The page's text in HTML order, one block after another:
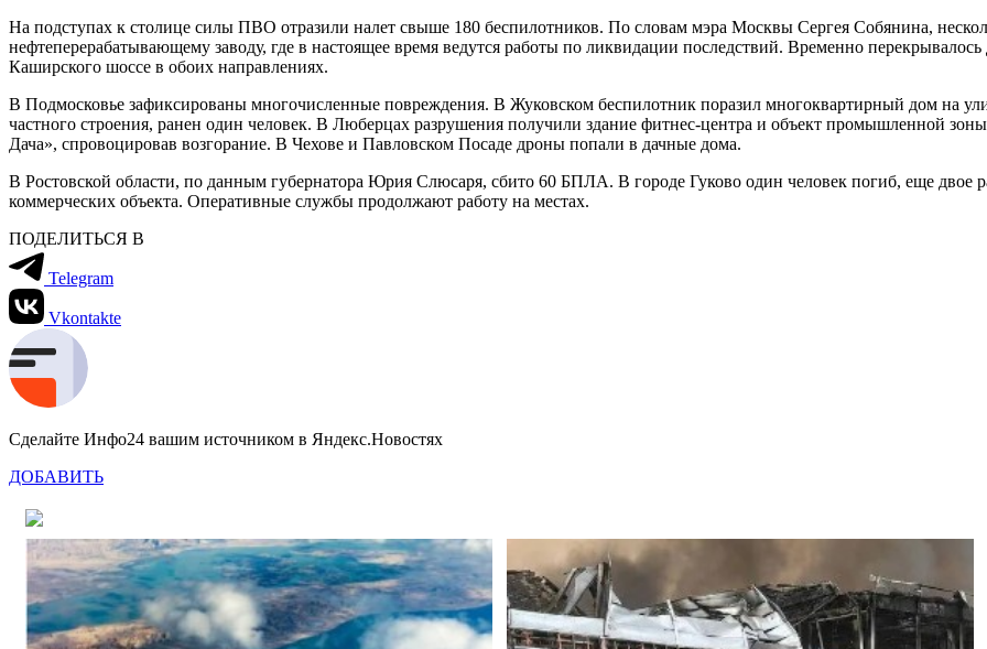
На подступах к столице силы ПВО отразили налет свыше 180 беспилотников. По словам мэра Москвы Сергея Собянина,
нефтеперерабатывающему заводу, где в настоящее время ведутся работы по ликвидации последствий. Временно
Каширского шоссе в обоих направлениях.
В Подмосковье зафиксированы многочисленные повреждения. В Жуковском беспилотник поразил многоквартирный дом на
частного строения, ранен один человек. В Люберцах разрушения получили здание фитнес-центра и объект промышленной
Дача», спровоцировав возгорание. В Чехове и Павловском Посаде дроны попали в дачные дома.
В Ростовской области, по данным губернатора Юрия Слюсаря, сбито 60 БПЛА. В городе Гуково один человек погиб, еще двое
коммерческих объекта. Оперативные службы продолжают работу на местах.
ПОДЕЛИТЬСЯ В
Telegram
Vkontakte
Сделайте Инфо24 вашим источником в Яндекс.Новостях
ДОБАВИТЬ